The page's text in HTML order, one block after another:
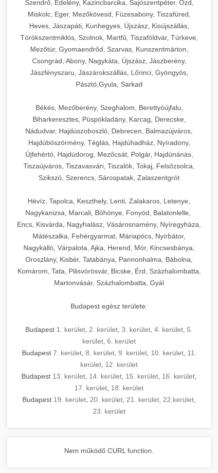
Szendrő, Edelény, Kazincbarcika, Sajószentpéter, Ózd,
Miskolc, Eger, Mezőkövesd, Füzesabony, Tiszafüred,
Heves, Jászapáti, Kunhegyes, Újszász, Kisújszállás,
Törökszentmiklós, Szolnok, Martfű, Tiszaföldvár, Túrkeve,
Mezőtúr, Gyomaendrőd, Szarvas, Kunszentmárton,
Csongrád, Abony, Nagykáta, Újszász, Jászberény,
Jászfényszaru, Jászárokszállás, Lőrinci, Gyöngyös,
Pásztó,Gyula, Sarkad
Békés, Mezőberény, Szeghalom, Berettyóújfalu,
Biharkeresztes, Püspökladány, Karcag, Derecske,
Nádudvar, Hajdúszoboszló, Debrecen, Balmazújváros,
Hajdúböszörmény, Téglás, Hajdúhadház, Nyíradony,
Újfehértó, Hajdúdorog, Mezőcsát, Polgár, Hajdúnánás,
Tiszaújváros, Tiszavasvári, Tiszalök, Tokaj, Felsőzsolca,
Szikszó, Szerencs, Sárospatak, Zalaszentgrót
Hévíz, Tapolca, Keszthely, Lenti, Zalakaros, Letenye,
Nagykanizsa, Marcali, Böhönye, Fonyód, Balatonlelle,
Encs, Kisvárda, Nagyhalász, Vásárosnamény, Nyíregyháza,
Mátészalka, Fehérgyarmat, Máriapócs, Nyírbátor,
Nagykálló, Várpalota, Ajka, Herend, Mór, Kincsesbánya,
Oroszlány, Kisbér, Tatabánya, Pannonhalma, Bábolna,
Komárom, Tata, Pilisvörösvár, Bicske, Érd, Százhalombatta,
Martonvásár, Százhalombatta, Gyál
Budapest egész területe:
Budapest 1. kerület 2. kerület 3. kerület 4. kerület 5.
kerület 6. kerület
Budapest 7. kerület, 8. kerület, 9. kerület, 10. kerület, 11.
kerület 12. kerület
Budapest 13. kerület 14. kerület 15. kerület 16. kerület
17. kerület 18. kerület
Budapest 19. kerület 20. kerület 21. kerület 22.kerület
23. kerület
Nem működő CURL function.